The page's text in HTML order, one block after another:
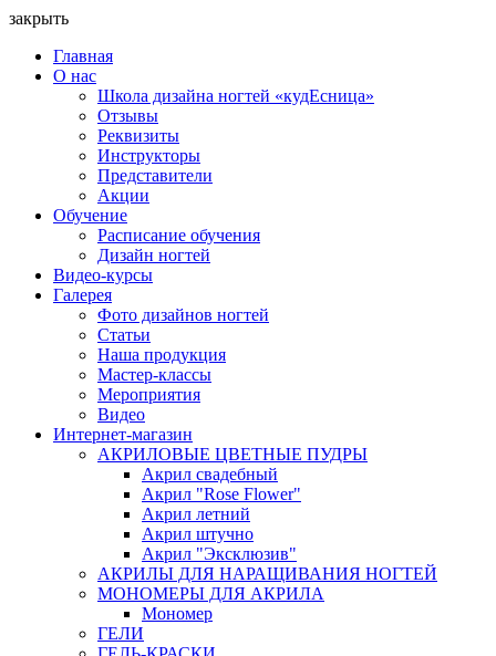
закрыть
Главная
О нас
Школа дизайна ногтей «кудЕсница»
Отзывы
Реквизиты
Инструкторы
Представители
Акции
Обучение
Расписание обучения
Дизайн ногтей
Видео-курсы
Галерея
Фото дизайнов ногтей
Статьи
Наша продукция
Мастер-классы
Мероприятия
Видео
Интернет-магазин
АКРИЛОВЫЕ ЦВЕТНЫЕ ПУДРЫ
Акрил свадебный
Акрил "Rose Flower"
Акрил летний
Акрил штучно
Акрил "Эксклюзив"
АКРИЛЫ ДЛЯ НАРАЩИВАНИЯ НОГТЕЙ
МОНОМЕРЫ ДЛЯ АКРИЛА
Мономер
ГЕЛИ